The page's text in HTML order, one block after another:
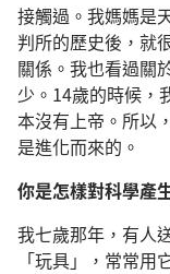
接觸過。我媽媽是
判所的歷史後，就
關係。我也看過關
少。14歲的時候，
本沒有上帝。所以
是進化而來的。
你是怎樣對科學產
我七歲那年，有人
「玩具」，常常用